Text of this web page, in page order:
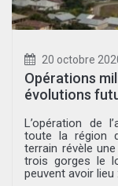
20 octobre
Opérations
évolutions
L’opération de
toute la région
terrain révèle
trois gorges le
peuvent avoir lieu